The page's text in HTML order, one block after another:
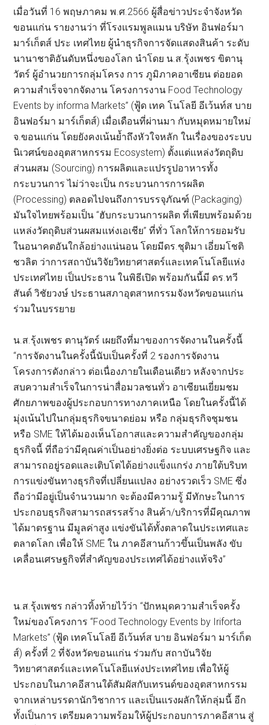
เมื่อวันที่ 16 พฤษภาคม พ.ศ.2566 ผู้สื่อข่าวประจำจังหวัด
ขอนแก่น รายงานว่า ที่โรงแรมพูลแมน บริษัท อินฟอร์มา
มาร์เก็ตส์ ประ เทศไทย ผู้นำธุรกิจการจัดแสดงสินค้า ระดับ
นานาชาติอันดับหนึ่งของโลก นำโดย น.ส.รุ้งเพชร ขิตานุ
วัตร์ ผู้อำนวยการกลุ่มโครง การ ภูมิภาคอาเซียน ต่อยอด
ความสำเร็จจากจัดงาน โครงการงาน Food Technology
Events by informa Markets” (ฟู้ด เทค โนโลยี อีเว้นท์ส บาย
อินฟอร์มา มาร์เก็ตส์) เมื่อเดือนที่ผ่านมา กับหมุดหมายใหม่
จ.ขอนแก่น โดยยังคงเน้นย้ำถึงหัวใจหลัก ในเรื่องของระบบ
นิเวศน์ของอุตสาหกรรม Ecosystem) ตั้งแต่แหล่งวัตถุดิบ
ส่วนผสม (Sourcing) การผลิตและแปรรูปอาหารทั้ง
กระบวนการ ไม่ว่าจะเป็น กระบวนการการผลิต
(Processing) ตลอดไปจนถึงการบรรจุภัณฑ์ (Packaging)
มันใจไทยพร้อมเป็น “ฮับกระบวนการผลิต ที่เพียบพร้อมด้วย
แหล่งวัตถุดิบส่วนผสมแห่งเอเชีย” ที่ทั่ว โลกให้การยอมรับ
ในอนาคตอันใกล้อย่างแน่นอน โดยมีดร.ชุติมา เอี่ยมโชติ
ชวลิต ว่าการสถาบันวิจัยวิทยาศาสตร์และเทคโนโลยีแห่ง
ประเทศไทย เป็นประธาน ในพิธีเปิด พร้อมกันนี้มี ดร.ทวี
สันต์ วิชัยวงษ์ ประธานสภาอุตสาหกรรมจังหวัดขอนแก่น
ร่วมในบรรยาย
น.ส.รุ้งเพชร ตานุวัตร์ เผยถึงที่มาของการจัดงานในครั้งนี้
“การจัดงานในครั้งนี้นับเป็นครั้งที่ 2 รองการจัดงาน
โครงการดังกล่าว ต่อเนื่องภายในเดือนเดียว หลังจากประ
สบความสําเร็จในการน่าสื่อมวลชนทั่ว อาเซียนเยี่ยมชม
ศักยภาพของผู้ประกอบการทางภาคเหนือ โดยในครั้งนี้ได้
มุ่งเน้นไปในกลุ่มธุรกิจขนาดย่อม หรือ กลุ่มธุรกิจชุมชน
หรือ SME ให้ได้มองเห็นโอกาสและความสำคัญของกลุ่ม
ธุรกิจนี้ ที่ถือว่ามีคุณค่าเป็นอย่างยิ่งต่อ ระบบเศรษฐกิจ และ
สามารถอยู่รอดและเติบโตได้อย่างแข็งแกร่ง ภายใต้บริบท
การแข่งขันทางธุรกิจที่เปลี่ยนแปลง อย่างรวดเร็ว SME ซึ่ง
ถือว่ามีอยู่เป็นจํานวนมาก จะต้องมีความรู้ มีทักษะในการ
ประกอบธุรกิจสามารถสรรสร้าง สินค้า/บริการที่มีคุณภาพ
ได้มาตรฐาน มีมูลค่าสูง แข่งขันได้ทั้งตลาดในประเทศและ
ตลาดโลก เพื่อให้ SME ใน ภาคอีสานก้าวขึ้นเป็นพลัง ขับ
เคลื่อนเศรษฐกิจที่สำคัญของประเทศได้อย่างแท้จริง”
น.ส.รุ้งเพชร กล่าวทิ้งท้ายไว้ว่า “ปักหมุดความสำเร็จครั้ง
ใหม่ของโครงการ “Food Technology Events by Iriforta
Markets” (ฟู้ด เทคโนโลยี อีเว้นท์ส บาย อินฟอร์มา มาร์เก็ต
ส์) ครั้งที่ 2 ที่จังหวัดขอนแก่น ร่วมกับ สถาบันวิจัย
วิทยาศาสตร์และเทคโนโลยีแห่งประเทศไทย เพื่อให้ผู้
ประกอบในภาคอีสานใต้สัมผัสกับเทรนด์ของอุตสาหกรรม
จากเหล่าบรรดานักวิชาการ และเป็นแรงผลักให้กลุ่มนี้ อีก
ทั้งเป็นการ เตรียมความพร้อมให้ผู้ประกอบการภาคอีสาน สู่